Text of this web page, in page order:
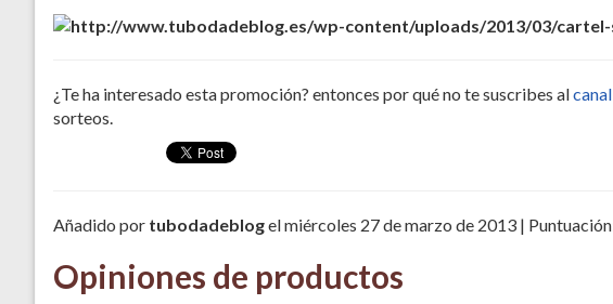
¿Te ha interesado esta promoción? entonces por qué no te suscribes alcanal
sorteos.
Añadido por tubodadeblogel miércoles 27 de marzo de 2013 |
Opiniones de productos